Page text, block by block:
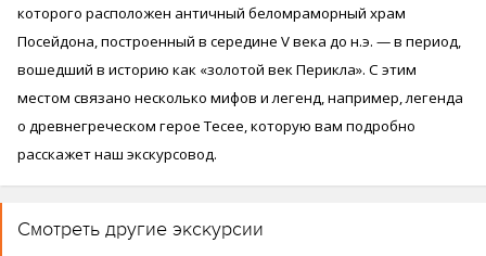
которого расположен античный беломраморный храм
Посейдона, построенный в середине V века до н.э. — в период,
вошедший в историю как «золотой век Перикла». С этим
местом связано несколько мифов и легенд, например, легенда
о древнегреческом герое Тесее, которую вам подробно
расскажет наш экскурсовод.
Смотреть другие экскурсии